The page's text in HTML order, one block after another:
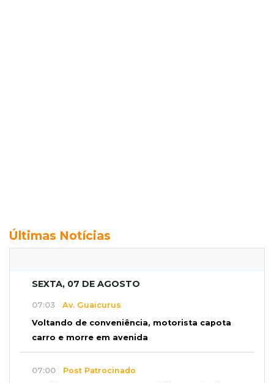
Últimas Notícias
SEXTA, 07 DE AGOSTO
07:03 Av. Guaicurus
Voltando de conveniência, motorista capota
carro e morre em avenida
07:00 Post Patrocinado